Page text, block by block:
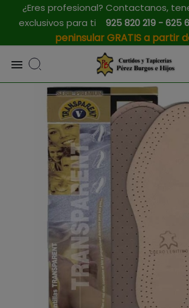
¿Eres profesional? Contactanos,
exclusivos para ti 925 820 219 - 625
peninsular GRATIS a partir
